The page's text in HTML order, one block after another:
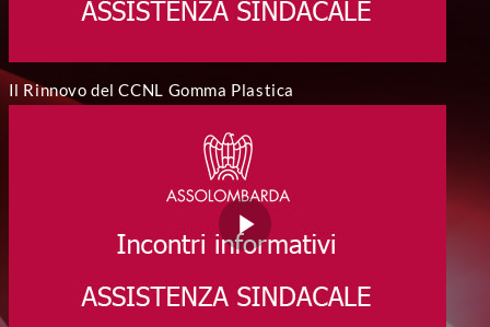
Il Rinnovo del CCNL Gomma Plastica